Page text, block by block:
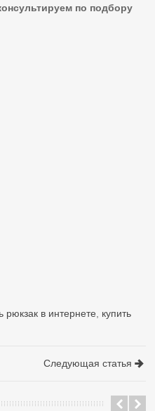
по подбору
рюкзак в интернете, купить
Следующая статья